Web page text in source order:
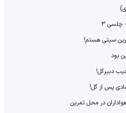
سیتی هستم!
بود
دبیرکل!
پس از گل!
در محل تمرین